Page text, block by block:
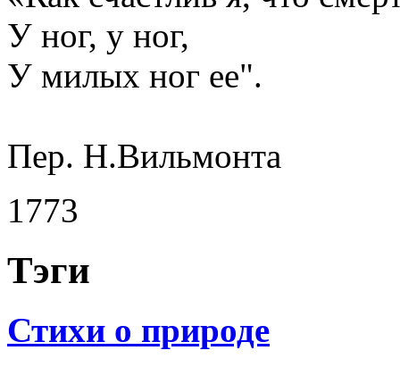
У ног, у ног,
У милых ног ее".
Пер. Н.Вильмонта
1773
Тэги
Стихи о природе